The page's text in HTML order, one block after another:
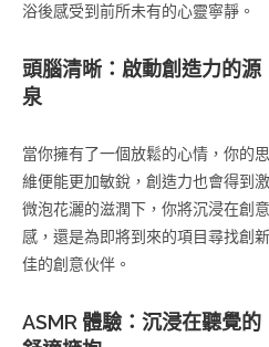
浴後感受到前所未有的心靈寧靜。
頭腦清晰：啟動創造力的源
泉
當你擁有了一個放鬆的心情，你的思
維便能更加敏銳，創造力也會得到
微泡花灑的滋潤下，你將沉浸在創
感，還是為即將到來的項目尋找創
佳的創意伙伴。
ASMR 體驗：沉浸在聽覺的